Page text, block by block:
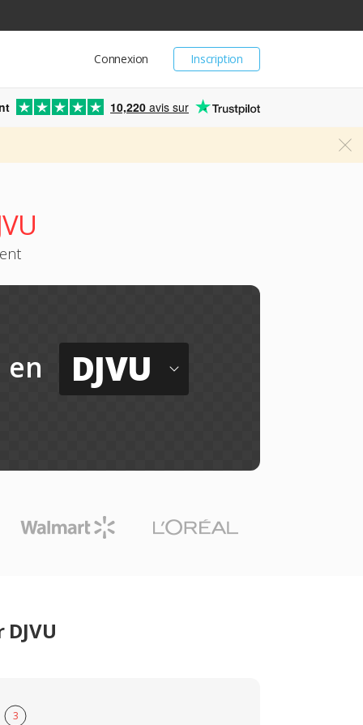
Inscription
Connexion
10,220 avis sur
en DJVU
3